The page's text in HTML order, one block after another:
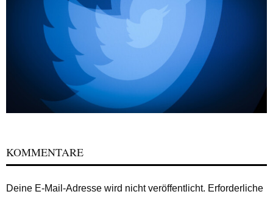
KOMMENTARE
Deine E-Mail-Adresse wird nicht veröffentlicht. Erforderliche